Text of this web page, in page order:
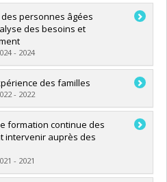
personnes âgées
des besoins et
- 2024
Dimitrovades familles
- 2022
formation continue des
intervenir auprès des
- 2021